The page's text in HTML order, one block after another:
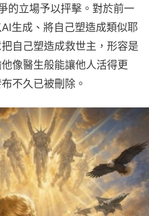
的立場予以抨擊。對於前一
生成、將自己塑造成類似耶
自己塑造成救世主，形容是
他像醫生般能讓他人活得更
不久已被刪除。